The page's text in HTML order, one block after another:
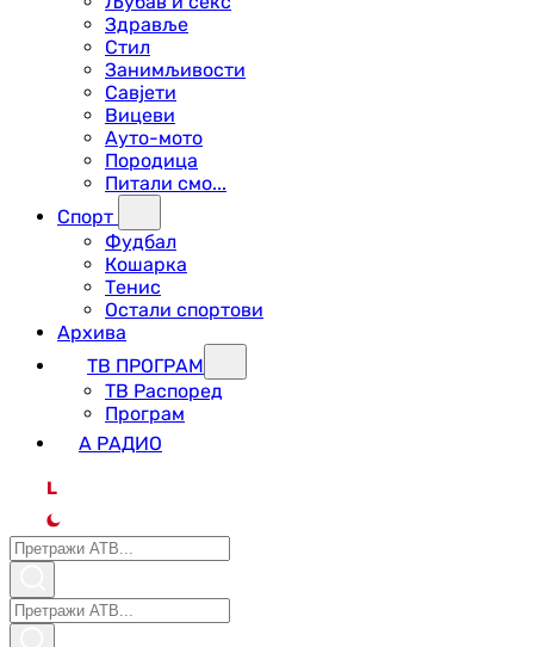
Здравље
Стил
Занимљивости
Савјети
Вицеви
Ауто-мото
Породица
Питали смо...
Спорт
Фудбал
Кошарка
Тенис
Остали спортови
Архива
ТВ ПРОГРАМ
ТВ Распоред
Програм
А РАДИО
L